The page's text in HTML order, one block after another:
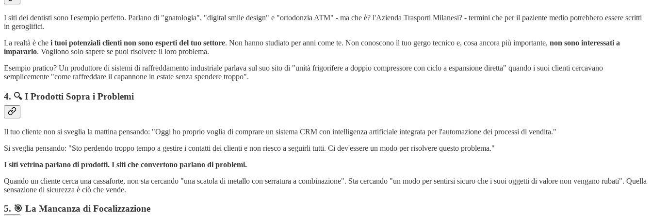
I siti dei dentisti sono l'esempio perfetto. Parlano di "gnatologia", "digital smile design" e "ortodonzia ATM" - ma che è? l'Azienda Trasporti Milanesi? - termini che per il paziente medio potrebbero essere scritti
in geroglifici.
La realtà è che i tuoi potenziali clienti non sono esperti del tuo settore. Non hanno studiato per anni come te. Non conoscono il tuo gergo tecnico e, cosa ancora più importante, non sono interessati a
impararlo. Vogliono solo sapere se puoi risolvere il loro problema.
Esempio pratico? Un produttore di sistemi di raffreddamento industriale parlava sul suo sito di "unità frigorifere a doppio compressore con ciclo a espansione diretta" quando i suoi clienti cercavano
semplicemente "come raffreddare il capannone in estate senza spendere troppo".
4. 🔍 I Prodotti Sopra i Problemi
Il tuo cliente non si sveglia la mattina pensando: "Oggi ho proprio voglia di comprare un sistema CRM con intelligenza artificiale integrata per l'automazione dei processi di vendita."
Si sveglia pensando: "Sto perdendo troppo tempo a gestire i contatti dei clienti e non riesco a seguirli tutti. Ci dev'essere un modo per risolvere questo problema."
I siti vetrina parlano di prodotti. I siti che convertono parlano di problemi.
Quando un cliente cerca una cassaforte, non sta cercando "una scatola di metallo con serratura a combinazione". Sta cercando "un modo per sentirsi sicuro che i suoi oggetti di valore non vengano rubati". Quella
sensazione di sicurezza è ciò che vende.
5. 🎯 La Mancanza di Focalizzazione